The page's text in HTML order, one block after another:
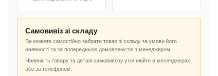
Самовивіз зі складу
Ви можете самостійно забрати товар зі складу за умови його
наявності та за попередньою домовленістю з менеджером.
Наявність товару та деталі самовивозу уточнюйте в месенджерах
або за телефоном.